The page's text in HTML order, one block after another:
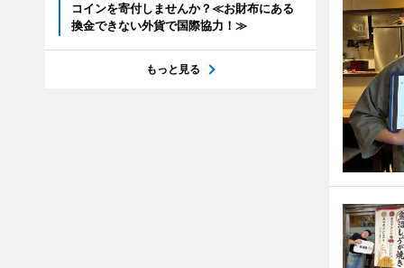
コインを寄付しませんか？≪お財布にある
換金できない外貨で国際協力！≫
もっと見る